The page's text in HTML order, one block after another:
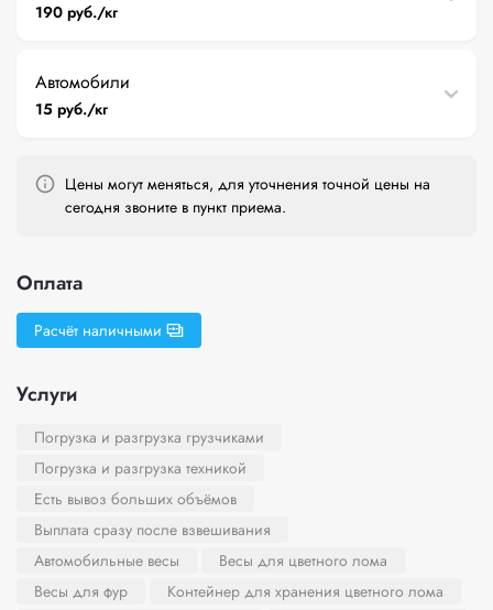
190 руб./кг
Автомобили
15 руб./кг
Цены могут меняться, для уточнения точной цены на
сегодня звоните в пункт приема.
Оплата
Расчёт наличными
Услуги
Погрузка и разгрузка грузчиками
Погрузка и разгрузка техникой
Есть вывоз больших объёмов
Выплата сразу после взвешивания
Автомобильные весы
Весы для цветного лома
Весы для фур
Контейнер для хранения цветного лома